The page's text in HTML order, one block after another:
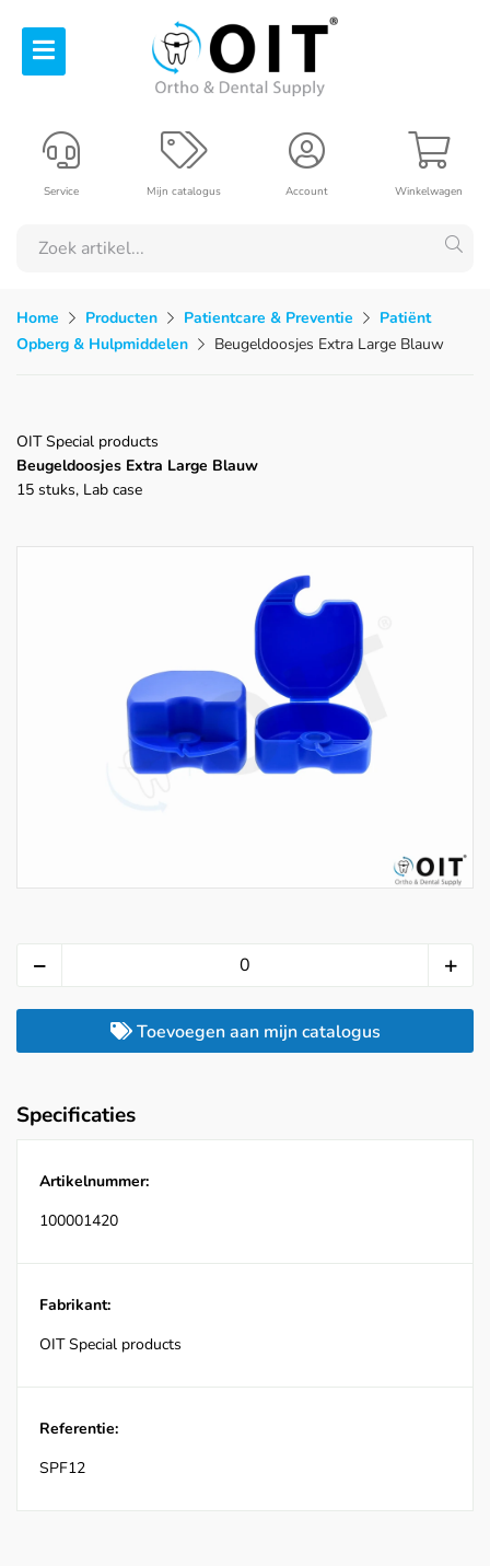
Winkelwagen
Account
Mijn catalogus
Service
Home Producten Patientcare & Preventie
Patiënt
Opberg & Hulpmiddelen
Beugeldoosjes Extra Large Blauw
OIT Special products
Beugeldoosjes Extra Large Blauw
15 stuks, Lab case
Toevoegen aan mijn catalogus
Specificaties
Artikelnummer:
100001420
Fabrikant:
OIT Special products
Referentie:
SPF12